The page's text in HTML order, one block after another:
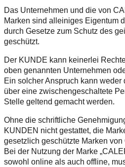
Das Unternehmen und die von
Marken sind alleiniges Eigentum
durch Gesetze zum Schutz des
geschützt.
Der KUNDE kann keinerlei
oben genannten Unternehmen
Ein solcher Anspruch kann
über eine zwischengeschaltete
Stelle geltend gemacht werden.
Ohne die schriftliche
KUNDEN nicht gestattet, die
gesetzlich geschützte Marken
Bei der Nutzung der Marke
sowohl online als auch offline,